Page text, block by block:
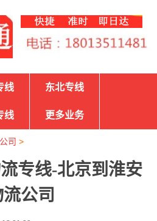
线 东北专线
线 更多业务
司 >
专线-北京到淮安
公司